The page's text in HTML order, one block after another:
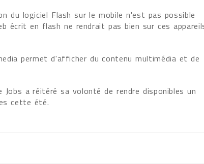
du logiciel Flash sur le mobile n'est pas possible
écrit en flash ne rendrait pas bien sur ces
permet d'afficher du contenu multimédia et de
a réitéré sa volonté de rendre disponibles un
cette été.